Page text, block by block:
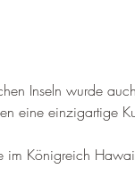
Inseln wurde
eine einzigartige
im Königreich